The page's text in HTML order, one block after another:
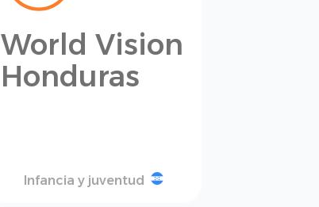
World Vision
Honduras
Infancia y juventud